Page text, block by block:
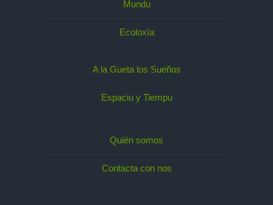
Mundu
Ecoloxía
A la Gueta los Sueños
Espaciu y Tiempu
Quién somos
Contacta con nos